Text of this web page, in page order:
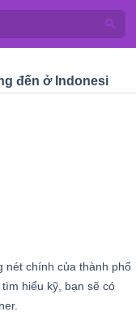
đến ở Indonesi
nét chính của thành phố
hiểu kỹ, bạn sẽ có